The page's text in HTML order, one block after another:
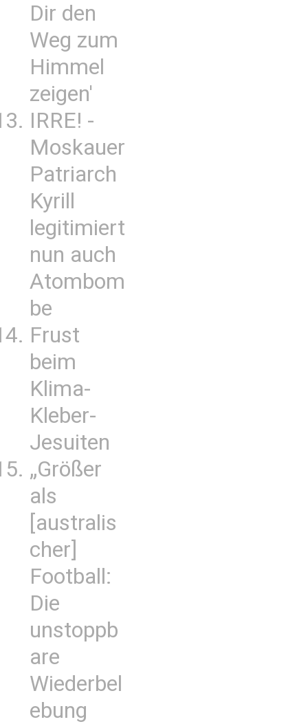
Dir den
Weg zum
Himmel
zeigen'
IRRE! -
Moskauer
Patriarch
Kyrill
legitimiert
nun auch
Atombom
be
Frust
beim
Klima-
Kleber-
Jesuiten
„Größer
als
[australis
cher]
Football:
Die
unstoppb
are
Wiederbel
ebung